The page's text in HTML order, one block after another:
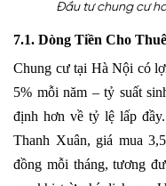
Đầu tư chung cư
7.1. Dòng Tiền Cho Thuê
Chung cư tại Hà Nội có
5% mỗi năm – tỷ suất
định hơn về tỷ lệ lấp
Thanh Xuân, giá mua
đồng mỗi tháng, tương